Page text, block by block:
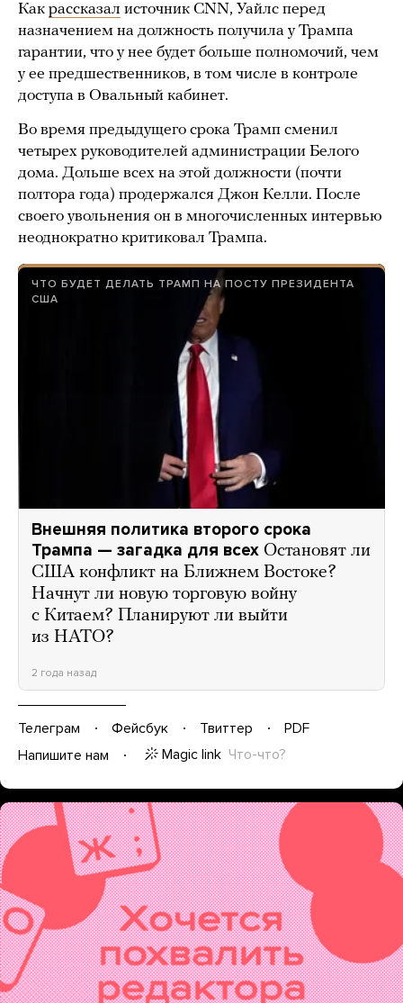
Как рассказал источник CNN, Уайлс перед
назначением на должность получила у Трампа
гарантии, что у нее будет больше полномочий, чем
у ее предшественников, в том числе в контроле
доступа в Овальный кабинет.
Во время предыдущего срока Трамп сменил
четырех руководителей администрации Белого
дома. Дольше всех на этой должности (почти
полтора года) продержался Джон Келли. После
своего увольнения он в многочисленных интервью
неоднократно критиковал Трампа.
ЧТО БУДЕТ ДЕЛАТЬ ТРАМП НА ПОСТУ ПРЕЗИДЕНТА
США
Внешняя политика второго срока
Трампа — загадка для всех Остановят ли
США конфликт на Ближнем Востоке?
Начнут ли новую торговую войну
с Китаем? Планируют ли выйти
из НАТО?
2 года назад
Телеграм Фейсбук Твиттер
PDF
Напишите нам
Magic link Что-что?